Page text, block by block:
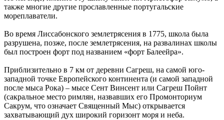
также многие другие прославленные португальские
мореплаватели.
Во время Лиссабонского землетрясения в 1775, школа была
разрушена, позже, после землетрясения, на развалинах школы
был построен форт под названием «форт Балеейра».
Приблизительно в 7 км от деревни Сагреш, на самой юго-
западной точке Европейского континента (и самой западной
после мыса Рока) – мысе Сент Винсент или Сагреш Пойнт
(сакральное место римлян, назвавших его Промонториум
Сакрум, что означает Священный Мыс) открывается
захватывающий дух широкий горизонт моря и неба.